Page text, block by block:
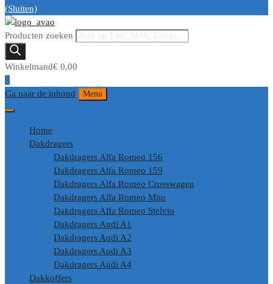
(Sluiten)
Producten zoeken
Winkelmand€ 0,00
0
Ga naar de inhoud
Menu
Home
Dakdragers
Dakdragers Alfa Romeo 156
Dakdragers Alfa Romeo 159
Dakdragers Alfa Romeo Crosswagen
Dakdragers Alfa Romeo Mito
Dakdragers Alfa Romeo Stelvio
Dakdragers Audi A1
Dakdragers Audi A2
Dakdragers Audi A3
Dakdragers Audi A4
Dakkoffers